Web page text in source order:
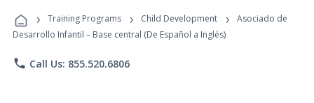
Programs
› Training Programs › Child Development ›
Asociado de
Desarrollo Infantil – Base central (De Español a Inglés)
phone Call Us: 855.520.6806